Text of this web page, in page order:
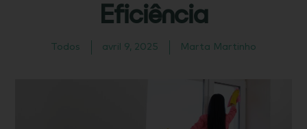
Eficiência
Todos avril 9, 2025 Marta Martinho